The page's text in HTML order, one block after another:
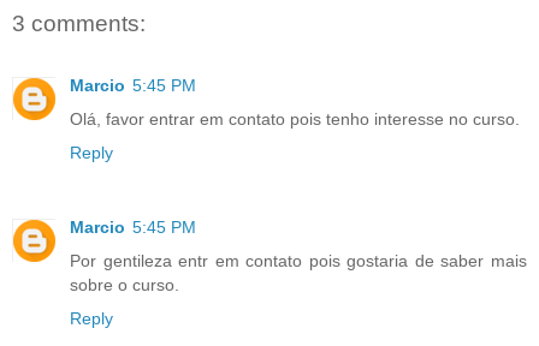
3 comments:
Marcio 5:45 PM
Olá, favor entrar em contato pois tenho interesse no curso.
Reply
Marcio 5:45 PM
Por gentileza entr em contato pois gostaria de saber mais
sobre o curso.
Reply